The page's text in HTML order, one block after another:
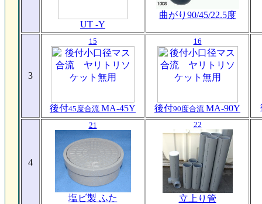
UT -Y
曲がり90/45/22.5度
3
15
後付45度合流 MA-45Y
16
後付90度合流 MA-90Y
4
21
塩ビ製 ふた
22
立上り管